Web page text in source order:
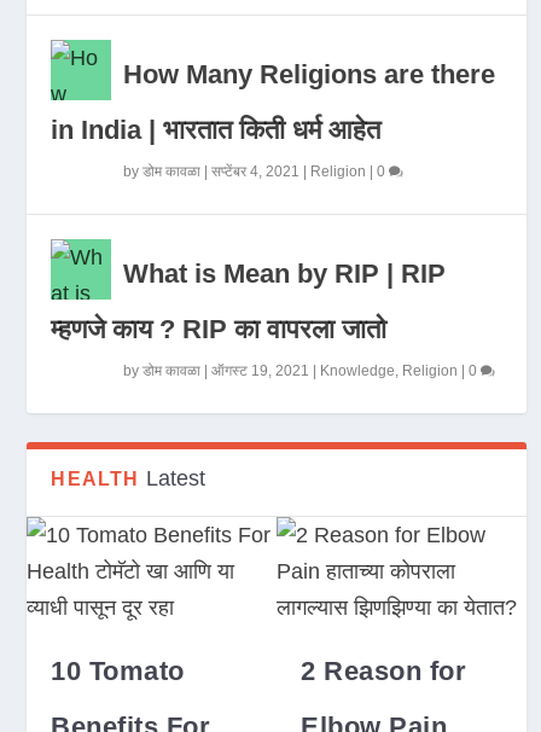
How Many Religions are there
in India | भारतात किती धर्म आहेत
byडोम कावळा |सप्टेंबर 4, 2021 Religion |0
What is Mean by RIP | RIP
म्हणजे काय ? RIP का वापरला जातो
byडोम कावळा |ऑगस्ट 19, 2021 Knowledge, Religion |0
HEALTH Latest
10 Tomato
2 Reason for